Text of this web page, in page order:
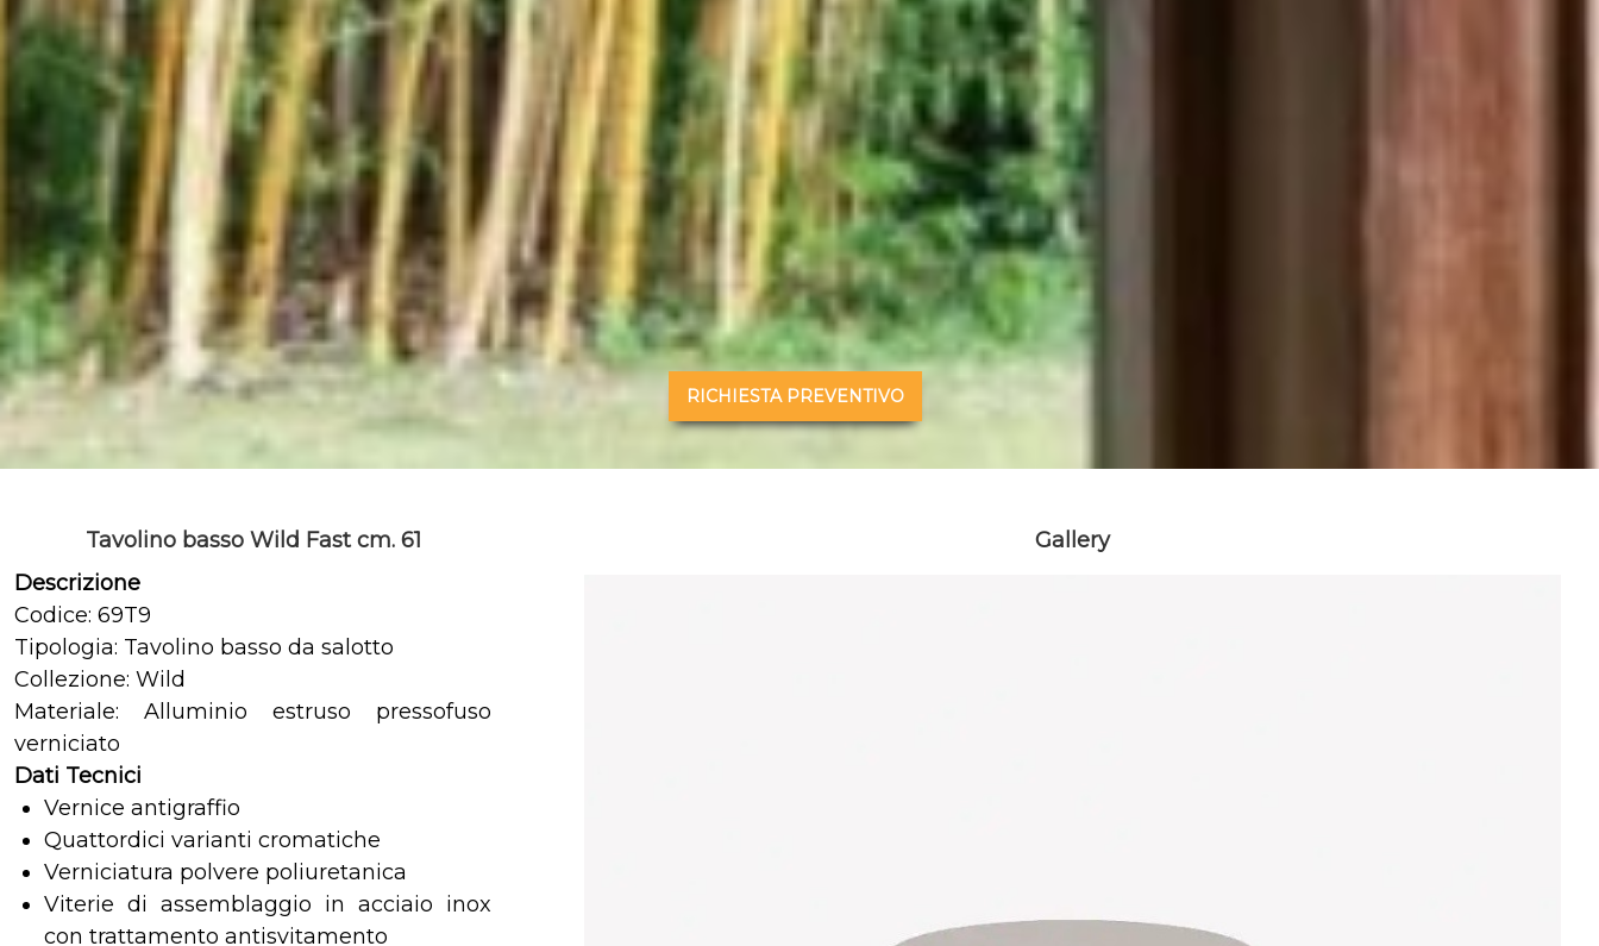
RICHIESTA PREVENTIVO
Tavolino basso Wild Fast cm. 61
Descrizione
Codice: 69T9
Tipologia: Tavolino basso da salotto
Collezione: Wild
Materiale: Alluminio estruso pressofuso
verniciato
Dati Tecnici
Vernice antigraffio
Quattordici varianti cromatiche
Verniciatura polvere poliuretanica
Viterie di assemblaggio in acciaio inox
con trattamento antisvitamento
Gallery